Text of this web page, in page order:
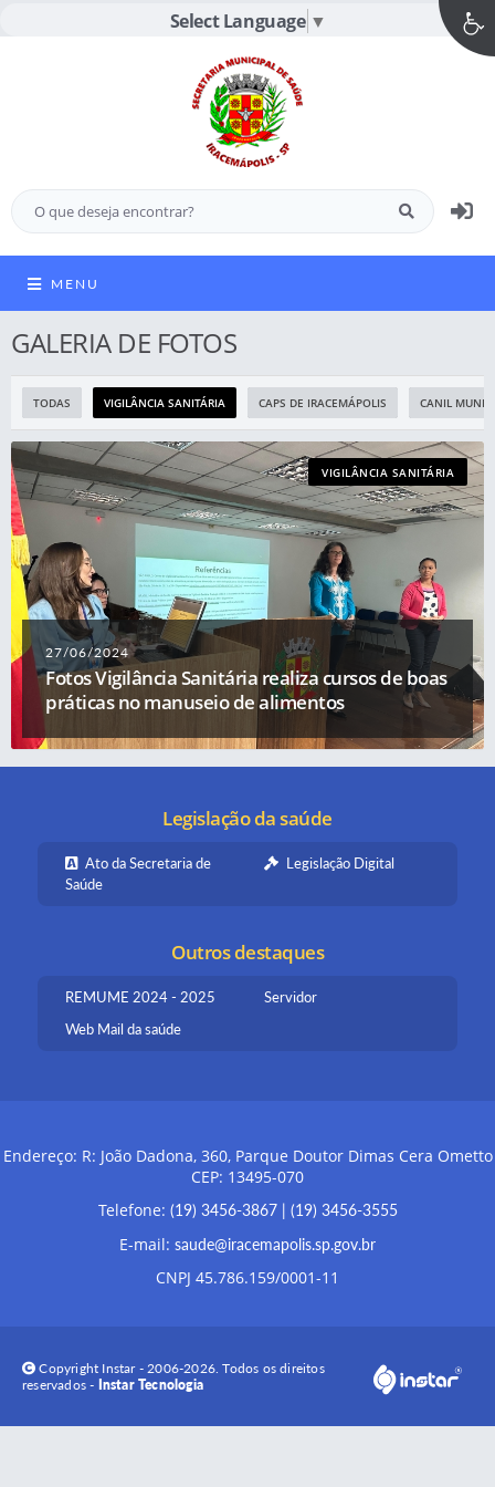
Select Language ▼
MENU
GALERIA DE FOTOS
TODAS VIGILÂNCIA SANITÁRIA CAPS DE IRACEMÁPOLIS CANIL
27/06/2024
Fotos Vigilância Sanitária realiza cursos de boas
práticas no manuseio de alimentos
VIGILÂNCIA SANITÁRIA
Legislação da saúde
Ato da Secretaria de
Saúde
Legislação Digital
Outros destaques
REMUME 2024 - 2025
Servidor
Web Mail da saúde
Endereço: R: João Dadona, 360, Parque Doutor Dimas Cera Ometto
CEP: 13495-070
Telefone: (19) 3456-3867 | (19) 3456-3555
E-mail: saude@iracemapolis.sp.gov.br
CNPJ 45.786.159/0001-11
Copyright Instar - 2006-2026. Todos os direitos
reservados - Instar Tecnologia